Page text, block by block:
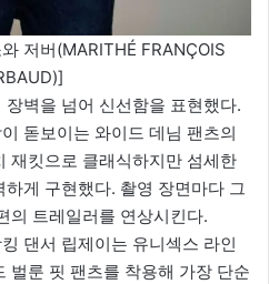
저버(MARITHÉ FRANÇOIS
벽을 넘어 신선함을 표현했다.
돋보이는 와이드 데님 팬츠의
재킷으로 클래식하지만 섬세한
게 구현했다. 촬영 장면마다 그
의 트레일러를 연상시킨다.
댄서 립제이는 유니섹스 라인
벌룬 핏 팬츠를 착용해 가장 단순